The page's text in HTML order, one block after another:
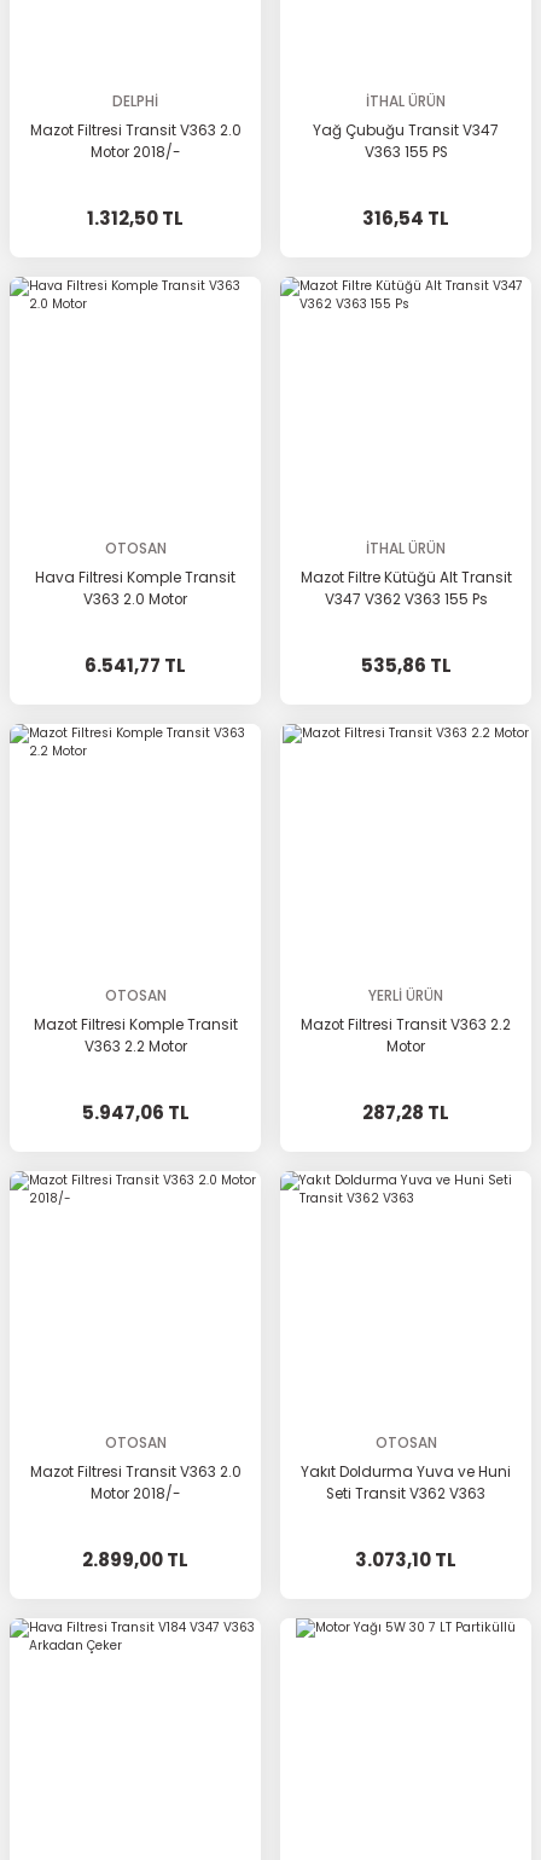
DELPHİ
Mazot Filtresi Transit V363 2.0
Motor 2018/-
1.312,50 TL
İTHAL ÜRÜN
Yağ Çubuğu Transit V347
V363 155 PS
316,54 TL
OTOSAN
Hava Filtresi Komple Transit
V363 2.0 Motor
6.541,77 TL
İTHAL ÜRÜN
Mazot Filtre Kütüğü Alt Transit
V347 V362 V363 155 Ps
535,86 TL
OTOSAN
Mazot Filtresi Komple Transit
V363 2.2 Motor
5.947,06 TL
YERLİ ÜRÜN
Mazot Filtresi Transit V363 2.2
Motor
287,28 TL
OTOSAN
Mazot Filtresi Transit V363 2.0
Motor 2018/-
2.899,00 TL
OTOSAN
Yakıt Doldurma Yuva ve Huni
Seti Transit V362 V363
3.073,10 TL